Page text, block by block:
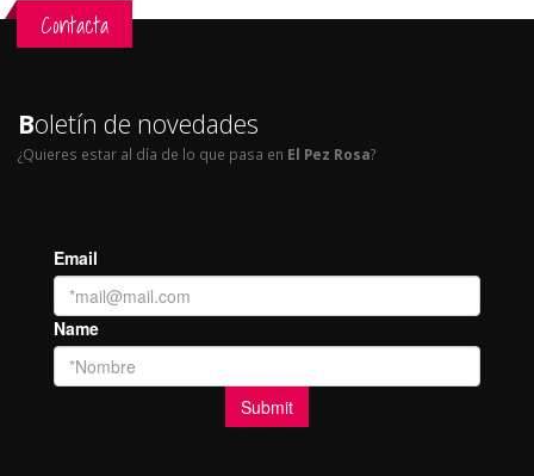
Contacta
Boletín de novedades
¿Quieres estar al día de lo que pasa en El Pez Rosa?